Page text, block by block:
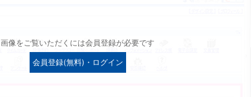
画像をご覧いただくには会員登録が必要です
会員登録(無料)・ログイン